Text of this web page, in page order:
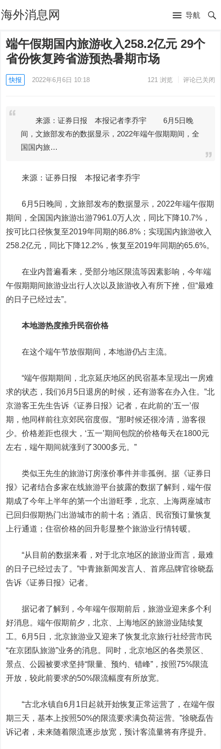
海外消息网 导航
端午假期国内旅游收入258.2亿元 29个
省份恢复跨省游预热暑期市场
快报 2022年6月6日 10:18 121浏览 评论已关闭
来源：证券日报 本报记者李乔宇 6月5日晚
间，文旅部发布的数据显示，2022年端午假期期间，全
国国内旅…
来源：证券日报 本报记者李乔宇
6月5日晚间，文旅部发布的数据显示，2022年端午假期
期间，全国国内旅游出游7961.0万人次，同比下降10.7%，
按可比口径恢复至2019年同期的86.8%；实现国内旅游收入
258.2亿元，同比下降12.2%，恢复至2019年同期的65.6%。
在业内普遍看来，受部分地区限流等因素影响，今年端
午假期期间旅游业出行人次以及旅游收入有所下挫，但“最难
的日子已经过去”。
本地游热度推升民宿价格
在这个端午节放假期间，本地游仍占主流。
“端午假期期间，北京延庆地区的民宿基本呈现出一房难
求的状态，我们6月5日退房的时候，还有游客在办入住。”北
京游客王先生告诉《证券日报》记者，在此前的‘五一’假
期，他同样前往京郊民宿度假。“那时候还很冷清，游客很
少。价格差距也很大，‘五一’期间包院的价格每天在1800元
左右，端午期间就涨到了3000多元。”
类似王先生的旅游订房涨价事件并非孤例。据《证券日
报》记者结合多家在线旅游平台披露的数据了解到，端午假
期成了今年上半年的第一个出游旺季，北京、上海两座城市
已回归假期热门出游城市的前十名；酒店、民宿预订量恢复
上行通道；住宿价格的回升彰显整个旅游业行情转暖。
“从目前的数据来看，对于北京地区的旅游业而言，最难
的日子已经过去了。”中青旅新闻发言人、首席品牌官徐晓磊
告诉《证券日报》记者。
据记者了解到，今年端午假期前后，旅游业迎来多个利
好消息。端午假期前夕，北京、上海地区的旅游业陆续复
工。6月5日，北京旅游业又迎来了恢复北京旅行社经营市民
“在京团队旅游”业务的消息。同时，北京地区的各类景区、
景点、公园被要求坚持“限量、预约、错峰”，按照75%限流
开放，较此前要求的50%限流幅度有所放宽。
“古北水镇自6月1日起就开始恢复正常运营了，在端午假
期三天，基本上按照50%的限流要求满负荷运营。”徐晓磊告
诉记者，未来随着限流逐步放宽，预计客流量将有序提升。